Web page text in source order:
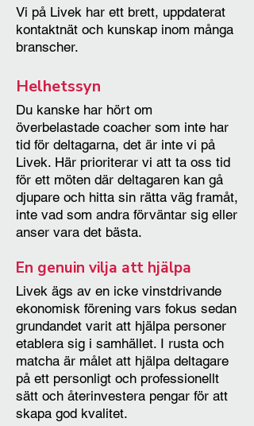
Vi på Livek har ett brett, uppdaterat
kontaktnät och kunskap inom många
branscher.
Helhetssyn
Du kanske har hört om
överbelastade coacher som inte har
tid för deltagarna, det är inte vi på
Livek. Här prioriterar vi att ta oss tid
för ett möten där deltagaren kan gå
djupare och hitta sin rätta väg framåt,
inte vad som andra förväntar sig eller
anser vara det bästa.
En genuin vilja att hjälpa
Livek ägs av en icke vinstdrivande
ekonomisk förening vars fokus sedan
grundandet varit att hjälpa personer
etablera sig i samhället. I rusta och
matcha är målet att hjälpa deltagare
på ett personligt och professionellt
sätt och återinvestera pengar för att
skapa god kvalitet.